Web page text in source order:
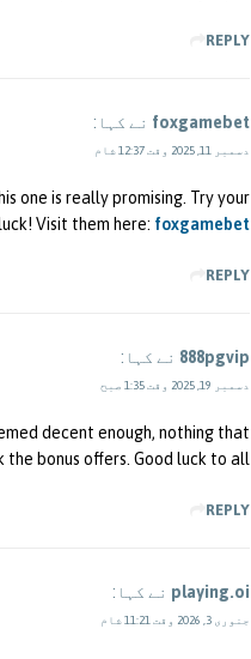
REPLY
foxgamebet نے کہا:
دسمبر 11, 2025 وقت 12:37 شام
one is really promising. Try your
Visit them here: foxgamebet
REPLY
888pgvip نے کہا:
دسمبر 19, 2025 وقت 1:35 صبح
decent enough, nothing that
bonus offers. Good luck to all!
REPLY
playing.oi نے کہا:
جنوری 3, 2026 وقت 11:21 شام